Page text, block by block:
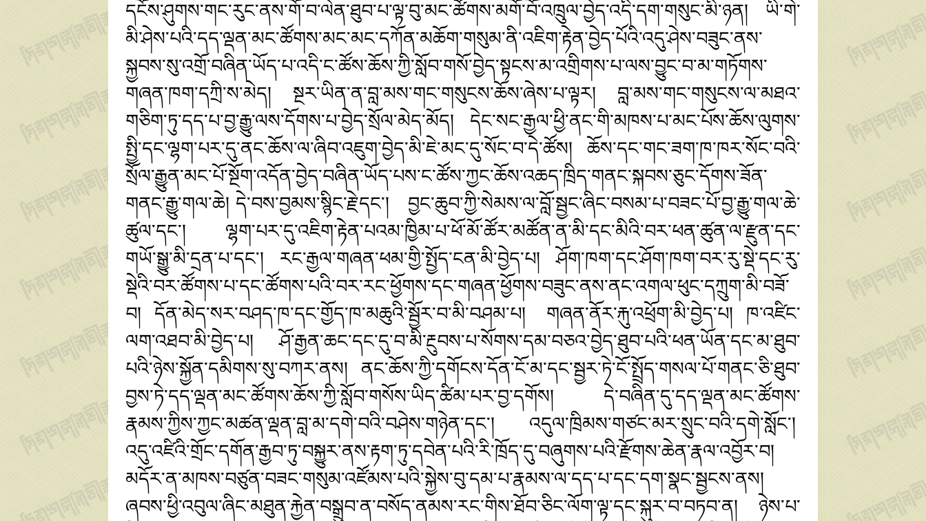
དངོས་ཤུགས་གང་རུང་ནས་གོ་བ་ལེན་ཐུབ་པ་ལྟ་བུ་མང་ཚོགས་མགོ་བོ་འཁྲུལ་བྱེད་འདི་དག་གསུང་མི་ཉན། ཡི་གེ་
མི་ཤེས་པའི་དད་ལྡན་མང་ཚོགས་མང་མང་དཀོན་མཆོག་གསུམ་ནི་འཇིག་རྟེན་བྱེད་པོའི་འདུ་ཤེས་བཟུང་ནས་
སྐྱབས་སུ་འགྲོ་བཞིན་ཡོད་པ་འདི་ང་ཚོས་ཆོས་ཀྱི་སློབ་གསོ་བྱེད་སྟངས་མ་འགྲིགས་པ་ལས་བྱུང་བ་མ་གཏོགས་
གཞན་ཁག་དཀྲི་ས་མེད། སྔར་ཡིན་ན་བླ་མས་གང་གསུངས་ཆོས་ཞེས་པ་ལྟར། བླ་མས་གང་གསུངས་ལ་མཐའ་
གཅིག་ཏུ་དད་པ་བྱ་རྒྱུ་ལས་དོགས་པ་བྱེད་སྲོལ་མེད་མོད། དེང་སང་རྒྱལ་ཕྱི་ནང་གི་མཁས་པ་མང་པོས་ཆོས་ལུགས་
སྤྱི་དང་ལྷག་པར་དུ་ནང་ཆོས་ལ་ཞིབ་འཇུག་བྱེད་མི་ཇེ་མང་དུ་སོང་བ་དེ་ཚོས། ཆོས་དང་གང་ཟག་ཁ་ཁར་སོང་བའི་
སྲོལ་རྒྱུན་མང་པོ་སྔོག་འདོན་བྱེད་བཞིན་ཡོད་པས་ང་ཚོས་ཀྱང་ཆོས་འཆད་ཁྲིད་གནང་སྐབས་ཅུང་དོགས་ཟོན་
གནང་རྒྱུ་གལ་ཆེ། དེ་བས་བྱམས་སྙིང་རྗེ་དང་། བྱང་ཆུབ་ཀྱི་སེམས་ལ་བློ་སྦྱང་ཞིང་བསམ་པ་བཟང་པོ་བྱ་རྒྱུ་གལ་ཆེ་
ཚུལ་དང་། ལྷག་པར་དུ་འཇིག་རྟེན་པའམ་ཁྱིམ་པ་ཕོ་མོ་ཚོར་མཚོན་ན་མི་དང་མིའི་བར་ཕན་ཚུན་ལ་རྫུན་དང་
གཡོ་སྒྱུ་མི་དྲན་པ་དང་། རང་རྒྱལ་གཞན་ཕམ་གྱི་སྤྱོད་ངན་མི་བྱེད་པ། ཤོག་ཁག་དང་ཤོག་ཁག་བར་རུ་སྡེ་དང་རུ་
སྡེའི་བར་ཚོགས་པ་དང་ཚོགས་པའི་བར་རང་ཕྱོགས་དང་གཞན་ཕྱོགས་བཟུང་ནས་ནང་འགལ་ཕུང་དཀྲུག་མི་བཟོ་
བ། དོན་མེད་སར་བཤད་ཁ་དང་གྱོད་ཁ་མཆུའི་སྦྱོར་བ་མི་བཤམ་པ། གཞན་ནོར་རྐུ་འཕྲོག་མི་བྱེད་པ། ཁ་འཛིང་
ལག་འཐབ་མི་བྱེད་པ། ཤོ་རྒྱན་ཆང་དང་དུ་བ་མི་རྔུབས་པ་སོགས་དམ་བཅའ་བྱེད་ཐུབ་པའི་ཕན་ཡོན་དང་མ་ཐུབ་
པའི་ཉེས་སྐྱོན་དམིགས་སུ་བཀར་ནས། ནང་ཆོས་ཀྱི་དགོངས་དོན་ངོ་མ་དང་སྦྱར་ཏེ་ངོ་སྤྲོད་གསལ་པོ་གནང་ཅི་ཐུབ་
བྱས་ཏེ་དད་ལྡན་མང་ཚོགས་ཆོས་ཀྱི་སློབ་གསོས་ཡིད་ཚིམ་པར་བྱ་དགོས། དེ་བཞིན་དུ་དད་ལྡན་མང་ཚོགས་
རྣམས་ཀྱིས་ཀྱང་མཚན་ལྡན་བླ་མ་དགེ་བའི་བཤེས་གཉེན་དང་། འདུལ་ཁྲིམས་གཙང་མར་སྲུང་བའི་དགེ་སློང་།
འདུ་འཛིའི་གྲོང་དགོན་རྒྱབ་ཏུ་བསྐྱུར་ནས་རྟག་ཏུ་དབེན་པའི་རི་ཁྲོད་དུ་བཞུགས་པའི་རྫོགས་ཆེན་རྣལ་འབྱོར་བ།
མདོར་ན་མཁས་བཙུན་བཟང་གསུམ་འཛོམས་པའི་སྐྱེས་བུ་དམ་པ་རྣམས་ལ་དད་པ་དང་དག་སྣང་སྦྱངས་ནས།
ཞབས་ཕྱི་འབུལ་ཞིང་མཐུན་རྐྱེན་བསྒྲུབ་ན་བསོད་ནམས་རང་གིས་ཐོབ་ཅིང་ལོག་ལྟ་དང་སྐུར་བ་བཏབ་ན། ཉེས་པ་